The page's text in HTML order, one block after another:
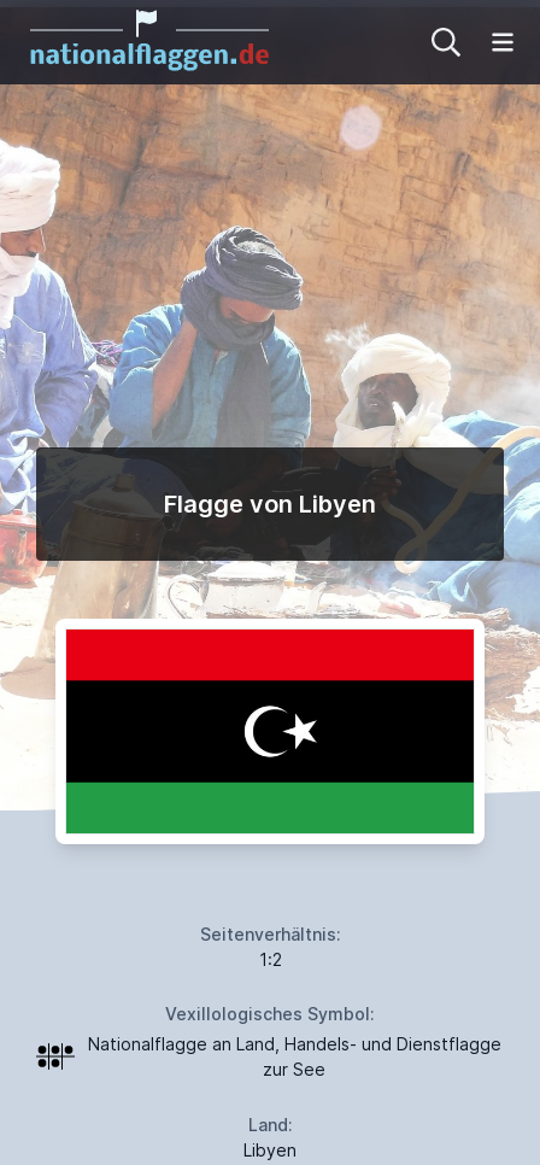
Flagge von Libyen
Seitenverhältnis:
1:2
Vexillologisches Symbol:
Nationalflagge an Land, Handels- und Dienstflagge
zur See
Land:
Libyen